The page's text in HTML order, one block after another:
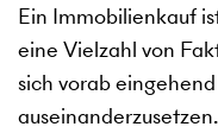
Ein Immobilienkauf
eine Vielzahl von
sich vorab